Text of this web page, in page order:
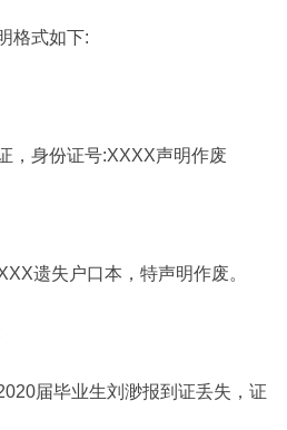
格式如下:
，身份证号:XXXX声明作废
遗失户口本，特声明作废。
届毕业生刘渺报到证丢失，证